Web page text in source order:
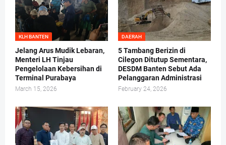
KLH BANTEN
Jelang Arus Mudik Lebaran,
Menteri LH Tinjau
Pengelolaan Kebersihan di
Terminal Purabaya
March 15, 2026
DAERAH
5 Tambang Berizin di
Cilegon Ditutup Sementara,
DESDM Banten Sebut Ada
Pelanggaran Administrasi
February 24, 2026